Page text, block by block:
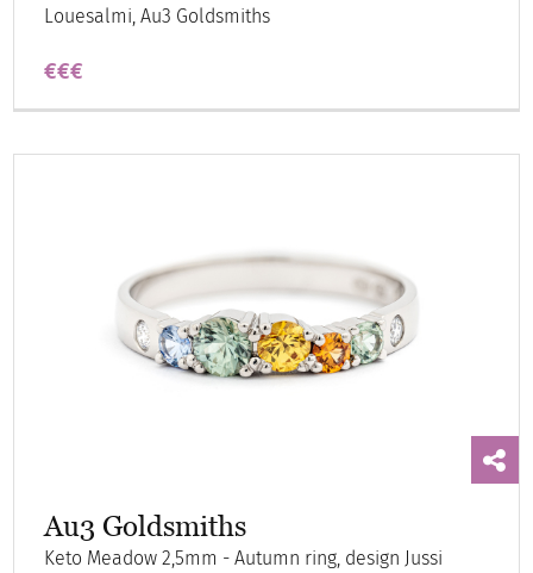
Louesalmi, Au3 Goldsmiths
€€€
Au3 Goldsmiths
Keto Meadow 2,5mm - Autumn ring, design Jussi